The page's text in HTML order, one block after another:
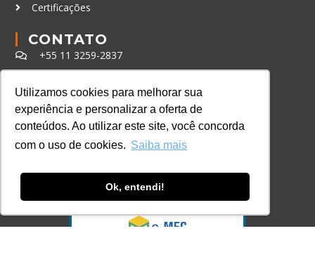
Utilizamos cookies para melhorar sua
experiência e personalizar a oferta de
conteúdos. Ao utilizar este site, você concorda
com o uso de cookies. Saiba mais
Ok, entendi!
Certificações
CONTATO
+55 11 3259-2837
contato@lec.com.br
Ferramenta Antifraude
Consulte aqui o cadastro da Instituição no